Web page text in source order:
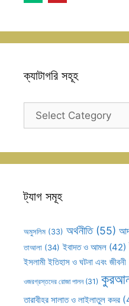
ক্যাটাগরি সহূহ
ক্যাটাগরি
ট্যাগ সমূহ
অমুসলিম (33) অর্থনীতি(55)
তাআলা (34) ইবাদত ও আমল (42)
ইসলামী ইতিহাস ও ঘটনা এবং জীবনী
ওজরগ্রস্তদের রোজা পালন(31)
তারাবীহর সালাত ও লাইলাতুল কদর